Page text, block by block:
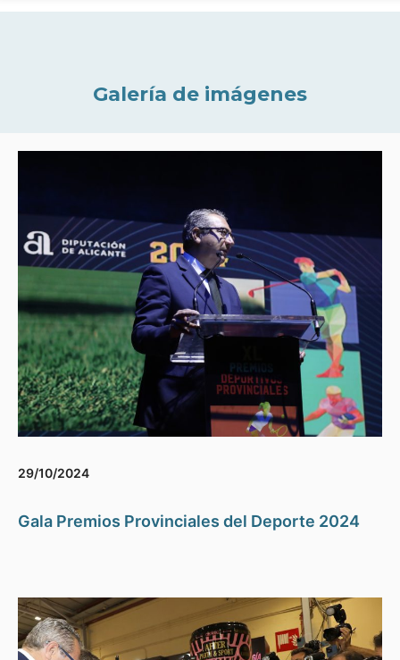
Galería de imágenes
29/10/2024
Gala Premios Provinciales del Deporte 2024